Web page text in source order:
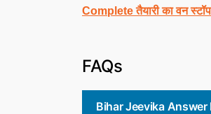
Complete तैयारी का वन
FAQs
Bihar Jeevika Answer